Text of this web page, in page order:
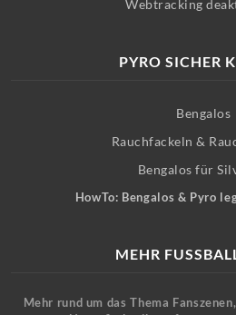
Webtracking
PYRO SICHER
Bengalos
Rauchfackeln &
Bengalos für
HowTo: Bengalos & Pyro
MEHR
Mehr rund um das Thema